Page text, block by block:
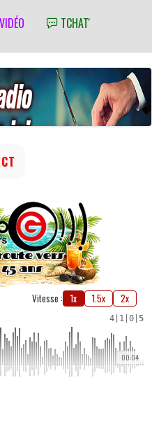
TCHAT'
Vitesse : 1x 1.5x 2x
4 1 0 5
00:04